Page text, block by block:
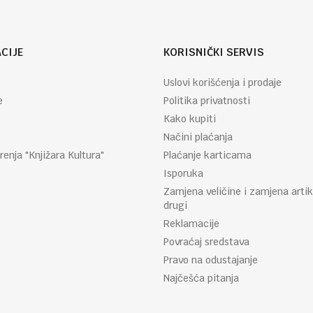
"Knjižara Kultura"
KORISNIČKI SERVIS
Uslovi korišćenja i prodaje
Politika privatnosti
Kako kupiti
Načini plaćanja
Plaćanje karticama
Isporuka
Zamjena veličine i zamjena
drugi
Reklamacije
Povraćaj sredstava
Pravo na odustajanje
Najčešća pitanja